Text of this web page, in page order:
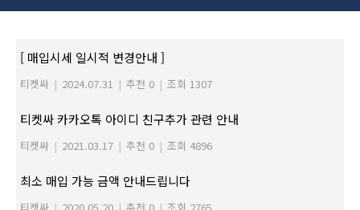
[ 매입시세 일시적 변경안내 ]
티켓싸 | 2024.07.31 | 추천 0 | 조회 1307
티켓싸 카카오톡 아이디 친구추가 관련 안내
티켓싸 | 2021.03.17 | 추천 0 | 조회 4896
최소 매입 가능 금액 안내드립니다